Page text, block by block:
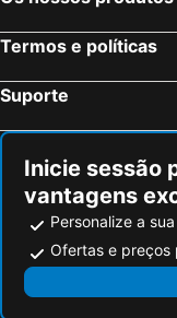
Hotel Printania
Manoir du
Hôtel Cartier
Brit Hotel Saint Malo - Le
Hotel Alba
Château Le Windsor Châteaux et
La Rotonde
Termos e políticas
Suporte
Inicie sessão
vantagens
Personalize a
Ofertas e preços